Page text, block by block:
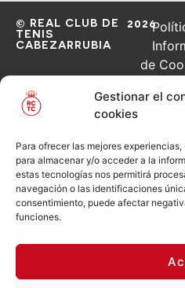
Gestionar el
cookies
Para ofrecer las mejores
para almacenar y/o acceder a la
estas tecnologías nos permitirá
navegación o las identificaciones
consentimiento, puede afectar
funciones.
© REAL CLUB DE
TENIS
CABEZARRUBIA
2026
de